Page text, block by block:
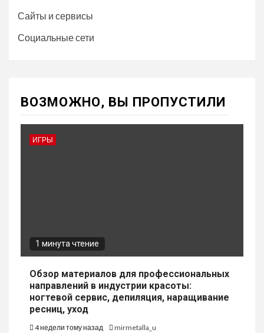
Сайты и сервисы
Социальные сети
ВОЗМОЖНО, ВЫ ПРОПУСТИЛИ
ИГРЫ
1 минута чтение
Обзор материалов для профессиональных
направлений в индустрии красоты:
ногтевой сервис, депиляция, наращивание
ресниц, уход
4 недели тому назад mirmetalla_u